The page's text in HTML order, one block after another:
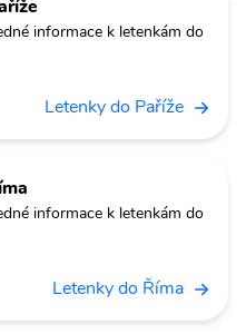
informace k letenkám do
Letenky do Paříže
informace k letenkám do
Letenky do Říma